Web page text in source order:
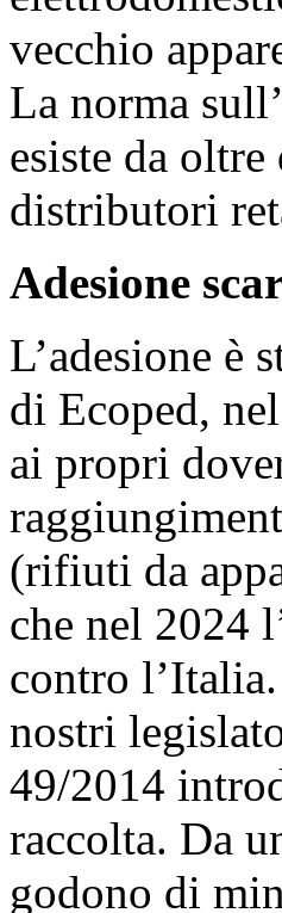
vecchio
La norma
esiste da
distributori
Adesione
L’adesione è
di Ecoped,
ai propri
(rifiuti da
che nel 2024
contro
nostri
49/2014
raccolta. Da
godono di